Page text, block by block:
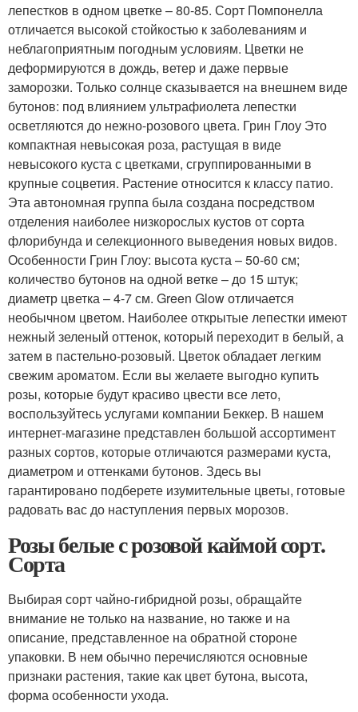
лепестков в одном цветке – 80-85. Сорт Помпонелла
отличается высокой стойкостью к заболеваниям и
неблагоприятным погодным условиям. Цветки не
деформируются в дождь, ветер и даже первые
заморозки. Только солнце сказывается на внешнем виде
бутонов: под влиянием ультрафиолета лепестки
осветляются до нежно-розового цвета. Грин Глоу Это
компактная невысокая роза, растущая в виде
невысокого куста с цветками, сгруппированными в
крупные соцветия. Растение относится к классу патио.
Эта автономная группа была создана посредством
отделения наиболее низкорослых кустов от сорта
флорибунда и селекционного выведения новых видов.
Особенности Грин Глоу: высота куста – 50-60 см;
количество бутонов на одной ветке – до 15 штук;
диаметр цветка – 4-7 см. Green Glow отличается
необычном цветом. Наиболее открытые лепестки имеют
нежный зеленый оттенок, который переходит в белый, а
затем в пастельно-розовый. Цветок обладает легким
свежим ароматом. Если вы желаете выгодно купить
розы, которые будут красиво цвести все лето,
воспользуйтесь услугами компании Беккер. В нашем
интернет-магазине представлен большой ассортимент
разных сортов, которые отличаются размерами куста,
диаметром и оттенками бутонов. Здесь вы
гарантировано подберете изумительные цветы, готовые
радовать вас до наступления первых морозов.
Розы белые с розовой каймой сорт.
Сорта
Выбирая сорт чайно-гибридной розы, обращайте
внимание не только на название, но также и на
описание, представленное на обратной стороне
упаковки. В нем обычно перечисляются основные
признаки растения, такие как цвет бутона, высота,
форма особенности ухода.